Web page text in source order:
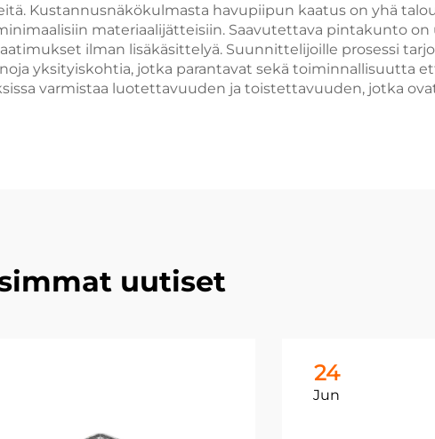
Kustannusnäkökulmasta havupiipun kaatus on yhä
materiaalijätteisiin. Saavutettava pintakunto
ilman lisäkäsittelyä. Suunnittelijoille prosessi
yksityiskohtia, jotka parantavat sekä toiminnallisuutta
varmistaa luotettavuuden ja toistettavuuden, jotka
uutiset
24
Jun